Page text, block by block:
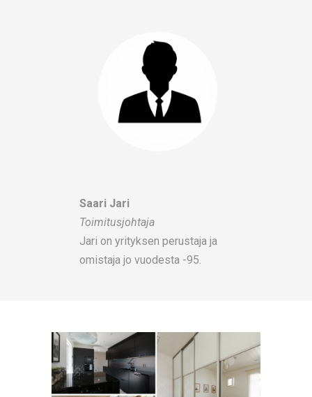
Saari Jari
Toimitusjohtaja
Jari on yrityksen perustaja ja
omistaja jo vuodesta -95.